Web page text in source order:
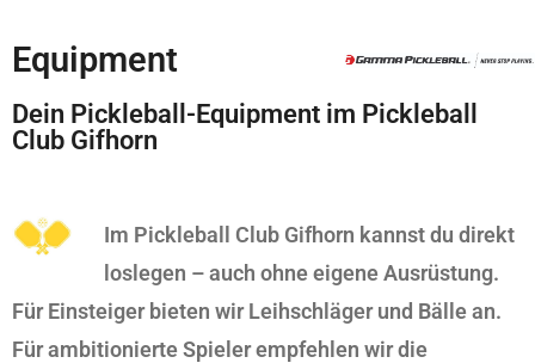
Equipment
Dein Pickleball-Equipment im Pickleball
Club Gifhorn
Im Pickleball Club Gifhorn kannst du direkt
loslegen – auch ohne eigene Ausrüstung.
Für Einsteiger bieten wir Leihschläger und Bälle an.
Für ambitionierte Spieler empfehlen wir die